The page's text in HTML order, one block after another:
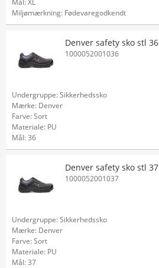
Mål: XL
Miljømærkning: Fødevaregodkendt
Denver safety sko stl 36
1000052001036
Undergruppe: Sikkerhedssko
Mærke: Denver
Farve: Sort
Materiale: PU
Mål: 36
Denver safety sko stl 37
1000052001037
Undergruppe: Sikkerhedssko
Mærke: Denver
Farve: Sort
Materiale: PU
Mål: 37